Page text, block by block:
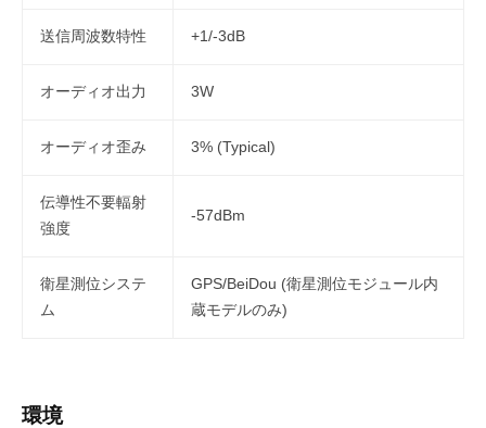
送信周波数特性 +1/-3dB
オーディオ出力 3W
オーディオ歪み 3% (Typical)
伝導性不要輻射
強度
-57dBm
衛星測位システ
ム
GPS/BeiDou (衛星測位モジュール内
蔵モデルのみ)
環境